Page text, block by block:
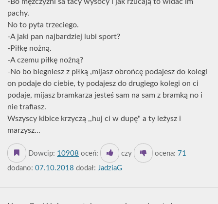
pachy.
No to pyta trzeciego.
-A jaki pan najbardziej lubi sport?
-Piłkę nożną.
-A czemu piłkę nożną?
-No bo biegniesz z piłką ,mijasz obrońcę podajesz do kolegi
on podaje do ciebie, ty podajesz do drugiego kolegi on ci
podaje, mijasz bramkarza jesteś sam na sam z bramką no i
nie trafiasz.
Wszyscy kibice krzyczą ,,huj ci w dupę" a ty leżysz i
marzysz...
Dowcip: 10908 oceń: czy ocena: 71
dodano: 07.10.2018 dodał: JadziaG